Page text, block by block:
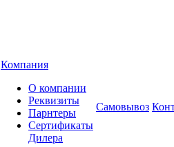
Компания
О компании
Реквизиты
Парнтеры
Сертификаты
Дилера
Самовывоз